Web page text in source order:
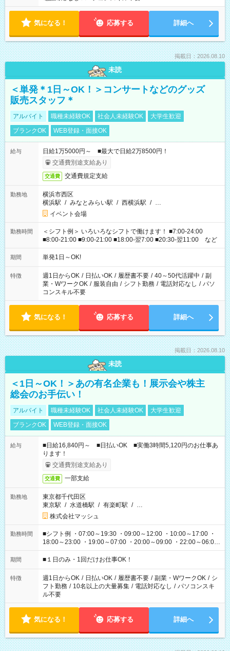
気になる！ 応募する 詳細へ
掲載日：2026.08.10
未読
＜単発＊1日～OK！＞コンサートなどのグッズ
販売スタッフ＊
アルバイト 職種未経験OK 社会人未経験OK
大学生歓迎
ブランクOK
WEB登録・面接OK
給与
日給1万5000円～ ■最大で日給2万8500円！
交通費別途支給あり
交通費 交通費規定支給
勤務地
横浜市西区
横浜駅 / みなとみらい駅 / 西横浜駅 / …
イベント会場
勤務時間
＜シフト例＞ いろいろなシフトで働けます！ ■7:00-24:00
■8:00-21:00 ■9:00-21:00 ■18:00-翌7:00 ■20:30-翌11:00 など
期間 単発1日～OK!
特徴 週1日からOK / 日払いOK / 履歴書不要 / 40～50代活躍中 / 副
業・WワークOK / 服装自由 / シフト勤務 / 電話対応なし / パソ
コンスキル不要
気になる！ 応募する 詳細へ
掲載日：2026.08.10
未読
＜1日～OK！＞あの有名企業も！展示会や株主
総会のお手伝い！
アルバイト 職種未経験OK 社会人未経験OK
大学生歓迎
ブランクOK
WEB登録・面接OK
給与
■日給16,840円～ ■日払いOK ■実働3時間5,120円のお仕事あ
ります！
交通費別途支給あり
交通費 一部支給
勤務地
東京都千代田区
東京駅 / 水道橋駅 / 有楽町駅 / …
株式会社マッシュ
勤務時間
■シフト例 ・07:00～19:30 ・09:00～12:00 ・10:00～17:00 ・
18:00～23:00 ・19:00～07:00 ・20:00～09:00 ・22:00～06:00
etc ★最短で3時間で5,120円のお仕事から 15時間で2万円近く稼
げるお仕事も！ ご希望のお時間に合わせてご紹介！ ※シフトは
ください！
期間 ■１日のみ・1回だけお仕事OK！
特徴 週1日からOK / 日払いOK / 履歴書不要 / 副業・WワークOK / シ
フト勤務 / 10名以上の大量募集 / 電話対応なし / パソコンスキ
ル不要
気になる！ 応募する 詳細へ